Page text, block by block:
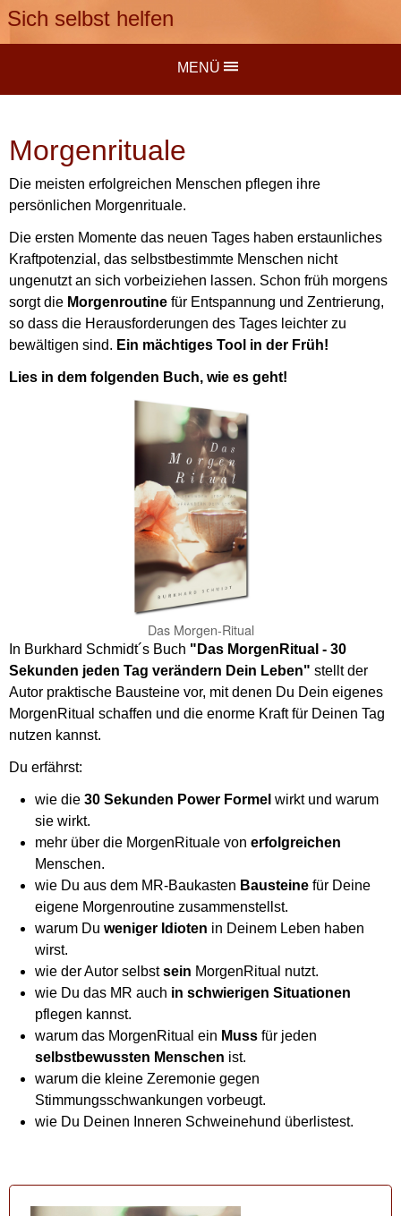
Sich selbst helfen
MENÜ
Morgenrituale
Die meisten erfolgreichen Menschen pflegen ihre
persönlichen Morgenrituale.
Die ersten Momente das neuen Tages haben erstaunliches
Kraftpotenzial, das selbstbestimmte Menschen nicht
ungenutzt an sich vorbeiziehen lassen. Schon früh morgens
sorgt die Morgenroutine für Entspannung und Zentrierung,
so dass die Herausforderungen des Tages leichter zu
bewältigen sind. Ein mächtiges Tool in der Früh!
Lies in dem folgenden Buch, wie es geht!
Das Morgen-Ritual
In Burkhard Schmidt´s Buch "Das MorgenRitual - 30
Sekunden jeden Tag verändern Dein Leben" stellt der
Autor praktische Bausteine vor, mit denen Du Dein eigenes
MorgenRitual schaffen und die enorme Kraft für Deinen Tag
nutzen kannst.
Du erfährst:
wie die 30 Sekunden Power Formel wirkt und warum
sie wirkt.
mehr über die MorgenRituale von erfolgreichen
Menschen.
wie Du aus dem MR-Baukasten Bausteinefür Deine
eigene Morgenroutine zusammenstellst.
warum Du weniger Idioten in Deinem Leben haben
wirst.
wie der Autor selbstsein MorgenRitual nutzt.
wie Du das MR auch in schwierigen Situationen
pflegen kannst.
warum das MorgenRitual ein Mussfür jeden
selbstbewussten Menschen ist.
warum die kleine Zeremonie gegen
Stimmungsschwankungen vorbeugt.
wie Du Deinen Inneren Schweinehund überlistest.